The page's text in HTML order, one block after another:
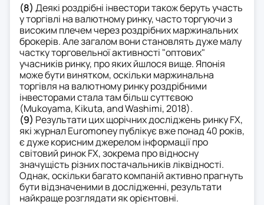
(8) Деякі роздрібні інвестори також беруть участь
у торгівлі на валютному ринку, часто торгуючи з
високим плечем через роздрібних маржинальних
брокерів. Але загалом вони становлять дуже малу
частку торговельної активності "оптових"
учасників ринку, про яких йшлося вище. Японія
може бути винятком, оскільки маржинальна
торгівля на валютному ринку роздрібними
інвесторами стала там більш суттєвою
(Mukoyama, Kikuta, and Washimi, 2018).
(9) Результати цих щорічних досліджень ринку FX,
які журнал Euromoney публікує вже понад 40 років,
є дуже корисним джерелом інформації про
світовий ринок FX, зокрема про відносну
значущість різних постачальників ліквідності.
Однак, оскільки багато компаній активно прагнуть
бути відзначеними в дослідженні, результати
найкраще розглядати як орієнтовні.